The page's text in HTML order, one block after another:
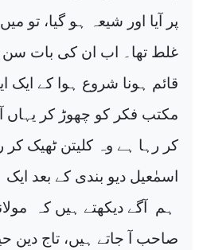
پر آیا اور شیعہ ہو گیا، تو
غلط تھا۔ اب ان کی بات سن
قائم ہونا شروع ہوا کے ایک
مکتب فکر کو چھوڑ کر یہاں
کر رہا ہے وہ کلیتن ٹھیک کر
اسمٰعیل دیو بندی کے بعد ایک
ہم
آگے دیکھتے ہیں کہ
صاحب آ جاتے ہیں، تاج دین